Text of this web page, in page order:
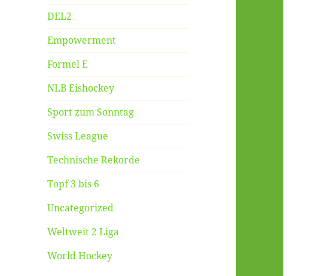
DEL2
Empowerment
Formel E
NLB Eishockey
Sport zum Sonntag
Swiss League
Technische Rekorde
Topf 3 bis 6
Uncategorized
Weltweit 2 Liga
World Hockey